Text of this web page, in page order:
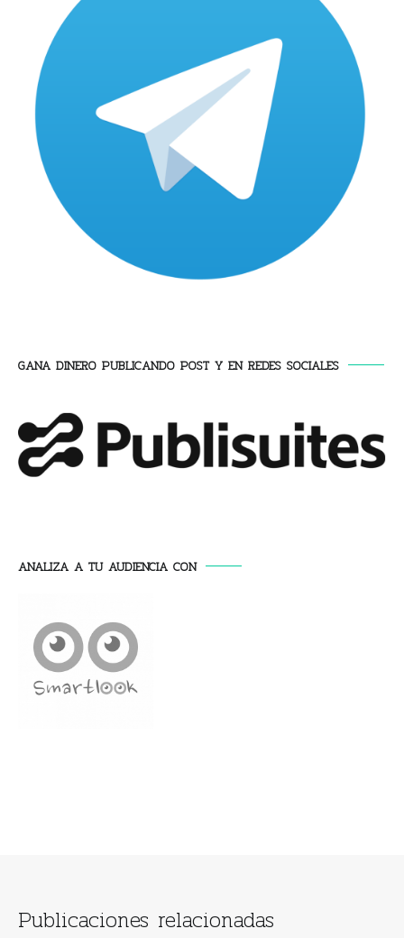
GANA DINERO PUBLICANDO POST Y EN REDES SOCIALES
ANALIZA A TU AUDIENCIA CON
Publicaciones relacionadas